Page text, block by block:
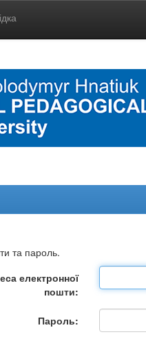
та пароль.
електронної
пошти:
Пароль: